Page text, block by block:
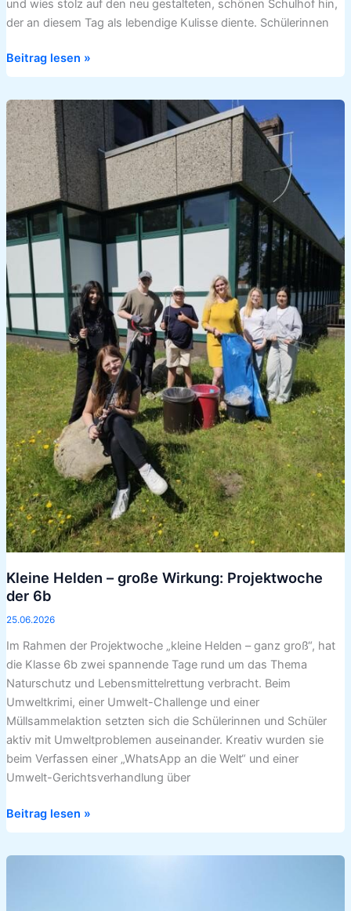
und wies stolz auf den neu gestalteten, schönen Schulhof hin,
der an diesem Tag als lebendige Kulisse diente. Schülerinnen
Beitrag lesen »
Kleine Helden – große Wirkung: Projektwoche
der 6b
25.06.2026
Im Rahmen der Projektwoche „kleine Helden – ganz groß“, hat
die Klasse 6b zwei spannende Tage rund um das Thema
Naturschutz und Lebensmittelrettung verbracht. Beim
Umweltkrimi, einer Umwelt-Challenge und einer
Müllsammelaktion setzten sich die Schülerinnen und Schüler
aktiv mit Umweltproblemen auseinander. Kreativ wurden sie
beim Verfassen einer „WhatsApp an die Welt“ und einer
Umwelt-Gerichtsverhandlung über
Kleine
Helden
–
große
Wirkung:
Projektwoche
der
6b
Beitrag lesen »
5R1